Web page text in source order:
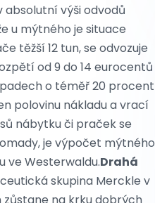
absolutní výši odvodů
u mýtného je situace
těžší 12 tun, se odvozuje
od 9 do 14 eurocentů
o téměř 20 procent
polovinu nákladu a vrací
nábytku či praček se
je výpočet mýtného
ve Westerwaldu.Drahá
skupina Merckle v